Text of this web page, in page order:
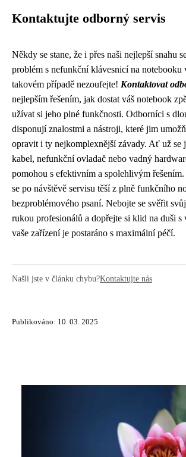
Kontaktujte odborný servis
Někdy se stane, že i přes naši nejlepší snahu
problém s nefunkční klávesnicí na notebooku
takovém případě nezoufejte! Kontaktovat
nejlepším řešením, jak dostat váš notebook
užívat si jeho plné funkčnosti. Odborníci s
disponují znalostmi a nástroji, které jim
opravit i ty nejkomplexnější závady. Ať už se
kabel, nefunkční ovladač nebo vadný
pomohou s efektivním a spolehlivým
se po návštěvě servisu těší z plně funkčního
bezproblémového psaní. Nebojte se svěřit
rukou profesionálů a dopřejte si klid na duši s
vaše zařízení je postaráno s maximální péčí.
Našli jste v článku chybu?Kontaktujte nás
Publikováno: 10. 03. 2025